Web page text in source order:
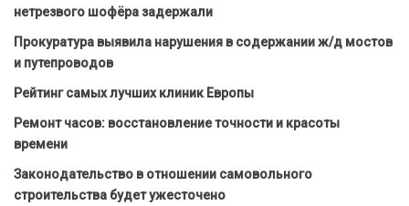
нетрезвого шофёра задержали
Прокуратура выявила нарушения в содержании ж/д мостов
и путепроводов
Рейтинг самых лучших клиник Европы
Ремонт часов: восстановление точности и красоты
времени
Законодательство в отношении самовольного
строительства будет ужесточено